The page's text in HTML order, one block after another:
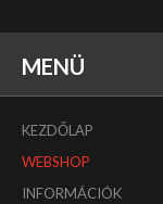
MENÜ
KEZDŐLAP
WEBSHOP
INFORMÁCIÓK